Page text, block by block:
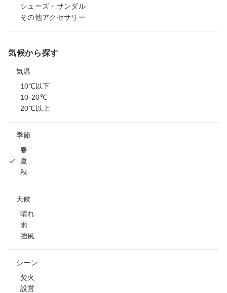
シューズ・サンダル
その他アクセサリー
気候から探す
気温
10℃以下
10-20℃
20℃以上
季節
春
夏
秋
天候
晴れ
雨
強風
シーン
焚火
設営